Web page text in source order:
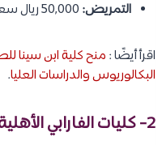
التمريض:
اقرأ أيضًا : منح كلية ابن سينا
البكالوريوس والدراسات العليا.
2- كليات الفارابي الأهلية: